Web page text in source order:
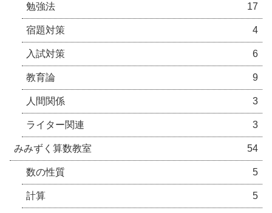
勉強法 17
宿題対策 4
入試対策 6
教育論 9
人間関係 3
ライター関連 3
みみずく算数教室 54
数の性質 5
計算 5